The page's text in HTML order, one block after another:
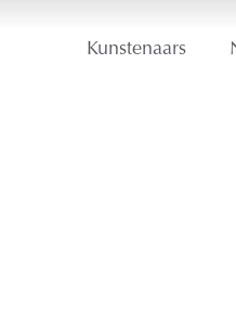
Kunstenaars